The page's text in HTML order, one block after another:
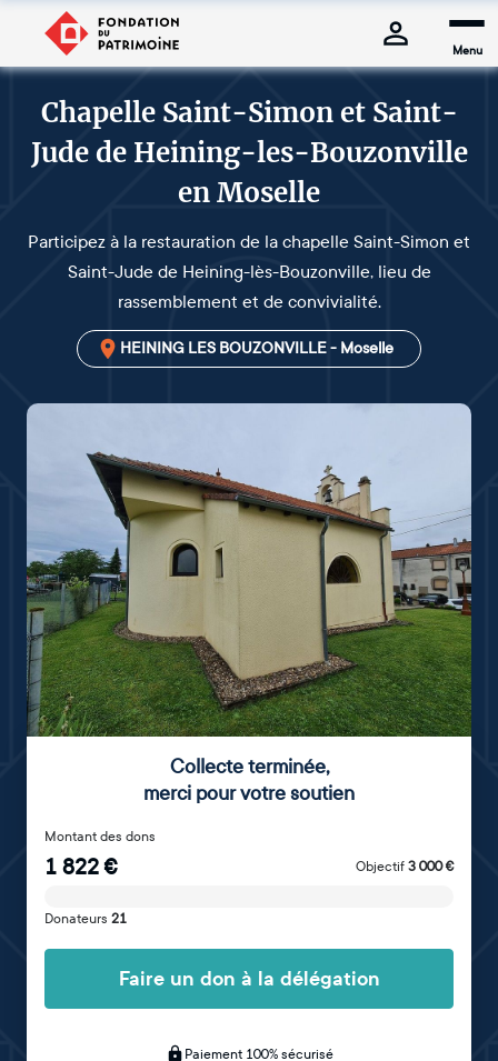
Menu
Chapelle Saint-Simon et Saint-
Jude de Heining-les-Bouzonville
en Moselle
Participez à la restauration de la chapelle Saint-Simon et
Saint-Jude de Heining-lès-Bouzonville, lieu de
rassemblement et de convivialité.
HEINING LES BOUZONVILLE - Moselle
Collecte terminée,
merci pour votre soutien
Montant des dons
1 822€ Objectif 3 000€
Donateurs 21
Faire un don à la délégation
Paiement 100% sécurisé